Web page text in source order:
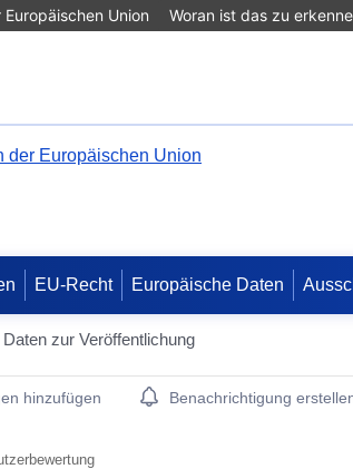
Union Woran ist das zu
der Europäischen Union
EU-Recht Europäische Daten
Daten zur Veröffentlichung
Actions Portlet
hinzufügen Benachrichtigung